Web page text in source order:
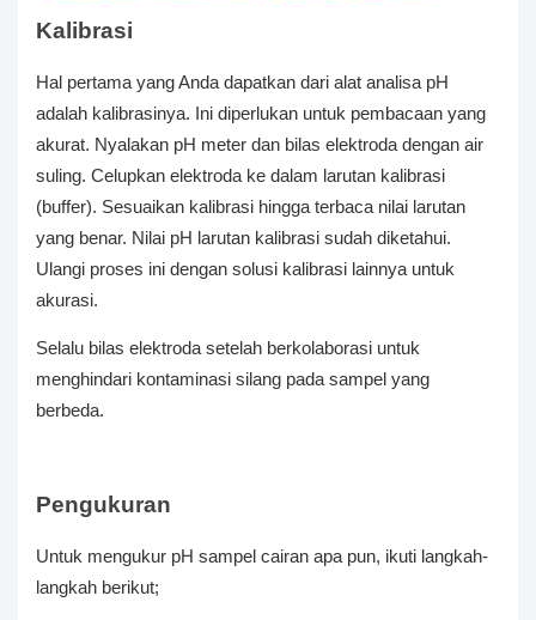
Kalibrasi
Hal pertama yang Anda dapatkan dari alat analisa pH
adalah kalibrasinya. Ini diperlukan untuk pembacaan yang
akurat. Nyalakan pH meter dan bilas elektroda dengan air
suling. Celupkan elektroda ke dalam larutan kalibrasi
(buffer). Sesuaikan kalibrasi hingga terbaca nilai larutan
yang benar. Nilai pH larutan kalibrasi sudah diketahui.
Ulangi proses ini dengan solusi kalibrasi lainnya untuk
akurasi.
Selalu bilas elektroda setelah berkolaborasi untuk
menghindari kontaminasi silang pada sampel yang
berbeda.
Pengukuran
Untuk mengukur pH sampel cairan apa pun, ikuti langkah-
langkah berikut;